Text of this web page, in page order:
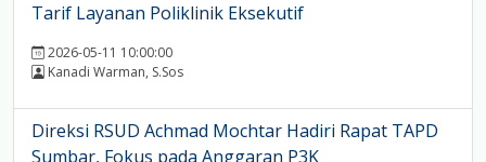
Tarif Layanan Poliklinik Eksekutif
2026-05-11 10:00:00
Kanadi Warman, S.Sos
Direksi RSUD Achmad Mochtar Hadiri Rapat TAPD
Sumbar, Fokus pada Anggaran P3K